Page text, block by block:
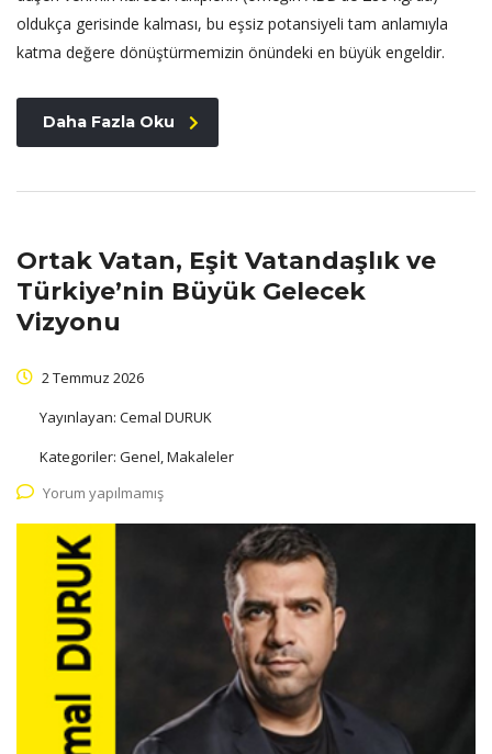
oldukça gerisinde kalması, bu eşsiz potansiyeli tam anlamıyla
katma değere dönüştürmemizin önündeki en büyük engeldir.
Daha Fazla Oku
Ortak Vatan, Eşit Vatandaşlık ve
Türkiye’nin Büyük Gelecek
Vizyonu
2 Temmuz 2026
Yayınlayan: Cemal DURUK
Kategoriler: Genel, Makaleler
Yorum yapılmamış